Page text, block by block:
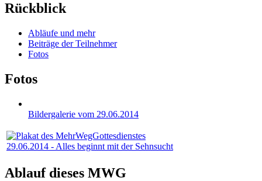
Rückblick
Abläufe und mehr
Beiträge der Teilnehmer
Fotos
Fotos
Bildergalerie vom 29.06.2014
29.06.2014 - Alles beginnt mit der Sehnsucht
Ablauf dieses MWG